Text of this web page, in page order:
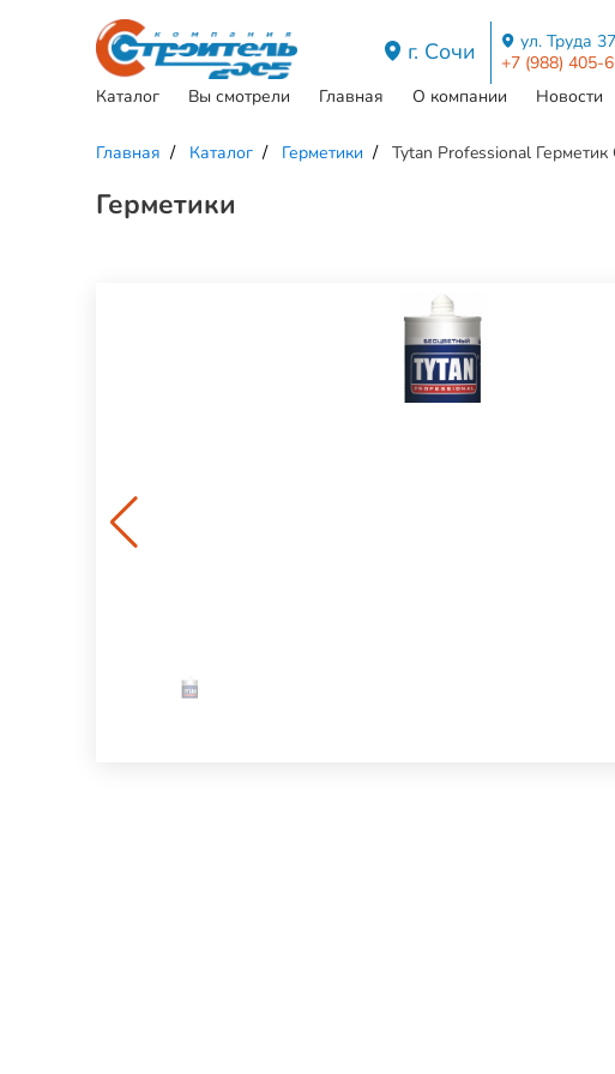
г. Сочи
ул. Труда 37
+7 (988) 405-
Каталог
Вы смотрели Главная О компании Новости
Главная Каталог Герметики Tytan Professional
Герметики